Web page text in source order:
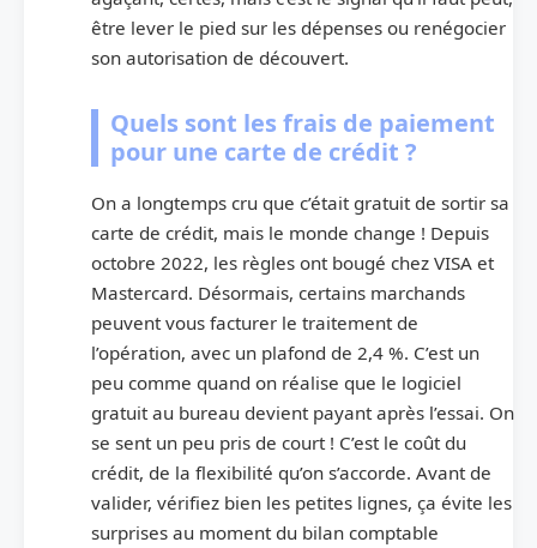
être lever le pied sur les dépenses ou renégocier
son autorisation de découvert.
Quels sont les frais de paiement
pour une carte de crédit ?
On a longtemps cru que c’était gratuit de sortir sa
carte de crédit, mais le monde change ! Depuis
octobre 2022, les règles ont bougé chez VISA et
Mastercard. Désormais, certains marchands
peuvent vous facturer le traitement de
l’opération, avec un plafond de 2,4 %. C’est un
peu comme quand on réalise que le logiciel
gratuit au bureau devient payant après l’essai. On
se sent un peu pris de court ! C’est le coût du
crédit, de la flexibilité qu’on s’accorde. Avant de
valider, vérifiez bien les petites lignes, ça évite les
surprises au moment du bilan comptable